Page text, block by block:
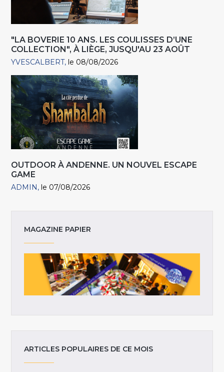
"LA BOVERIE 10 ANS. LES COULISSES D’UNE
COLLECTION", À LIÈGE, JUSQU'AU 23 AOÛT
YVESCALBERT le 08/08/2026
OUTDOOR À ANDENNE. UN NOUVEL ESCAPE
GAME
ADMIN le 07/08/2026
MAGAZINE PAPIER
ARTICLES POPULAIRES DE CE MOIS